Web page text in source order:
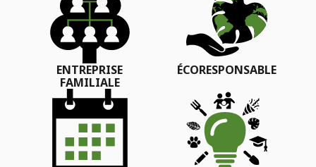
ENTREPRISE
FAMILIALE
ÉCORESPONSABLE